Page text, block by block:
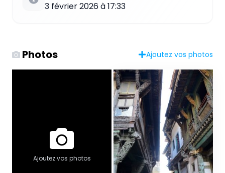
3 février 2026 à 17:33
Photos Ajoutez vos photos
Ajoutez vos photos